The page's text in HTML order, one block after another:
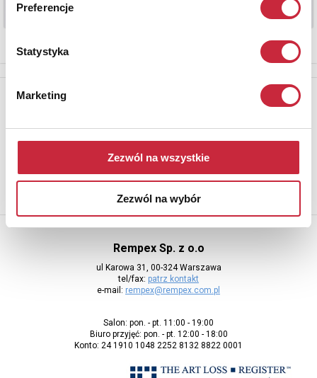
Preferencje
Statystyka
Marketing
Zezwól na wszystkie
Zezwól na wybór
Rempex Sp. z o.o
ul Karowa 31, 00-324 Warszawa
tel/fax: patrz kontakt
e-mail: rempex@rempex.com.pl
Salon: pon. - pt. 11:00 - 19:00
Biuro przyjęć: pon. - pt. 12:00 - 18:00
Konto: 24 1910 1048 2252 8132 8822 0001